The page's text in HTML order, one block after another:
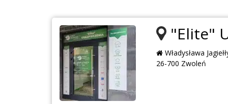
"Elite"
Władysława
26-700 Zwoleń